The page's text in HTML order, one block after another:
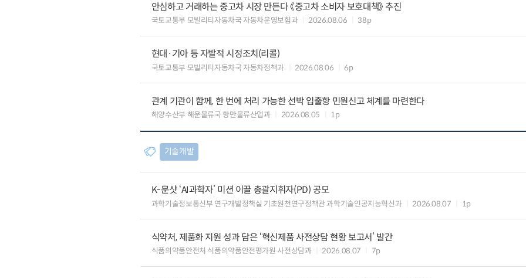
안심하고 거래하는 중고차 시장 만든다 《중고차 소비자 보호대책》 추진
국토교통부 모빌리티자동차국 자동차운영보험과 2026.08.06 38p
현대·기아 등 자발적 시정조치(리콜)
국토교통부 모빌리티자동차국 자동차정책과 2026.08.06 6p
관계 기관이 함께, 한 번에 처리 가능한 선박 입출항 민원신고 체계를 마련한다
해양수산부 해운물류국 항만물류산업과 2026.08.05 1p
기술개발
K-문샷 ‘AI과학자’ 미션 이끌 총괄지휘자(PD) 공모
과학기술정보통신부 연구개발정책실 기초원천연구정책관 과학기술인공지능혁신과 2026.08.07 1p
식약처, 제품화 지원 성과 담은 ‘혁신제품 사전상담 현황 보고서’ 발간
식품의약품안전처 식품의약품안전평가원 사전상담과 2026.08.07 7p